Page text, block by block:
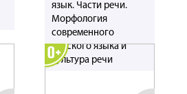
язык. Части речи.
Морфология
современного
русского языка и
культура речи